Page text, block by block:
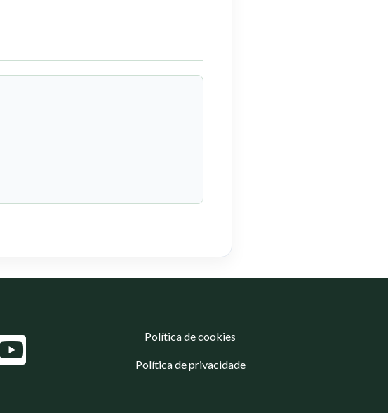
Política de cookies
Política de privacidade